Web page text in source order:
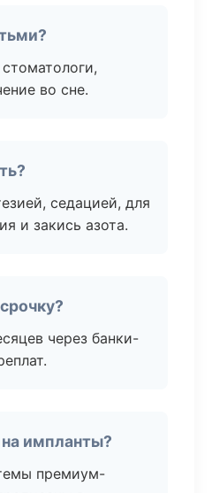
во сне.
седацией, для
и закись азота.
через банки-
на импланты?
премиум-